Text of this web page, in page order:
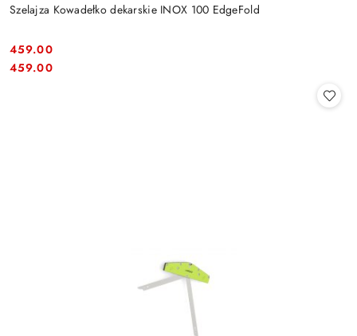
Szelajza Kowadełko dekarskie INOX 100 EdgeFold
Cena:
459.00
Cena:
459.00